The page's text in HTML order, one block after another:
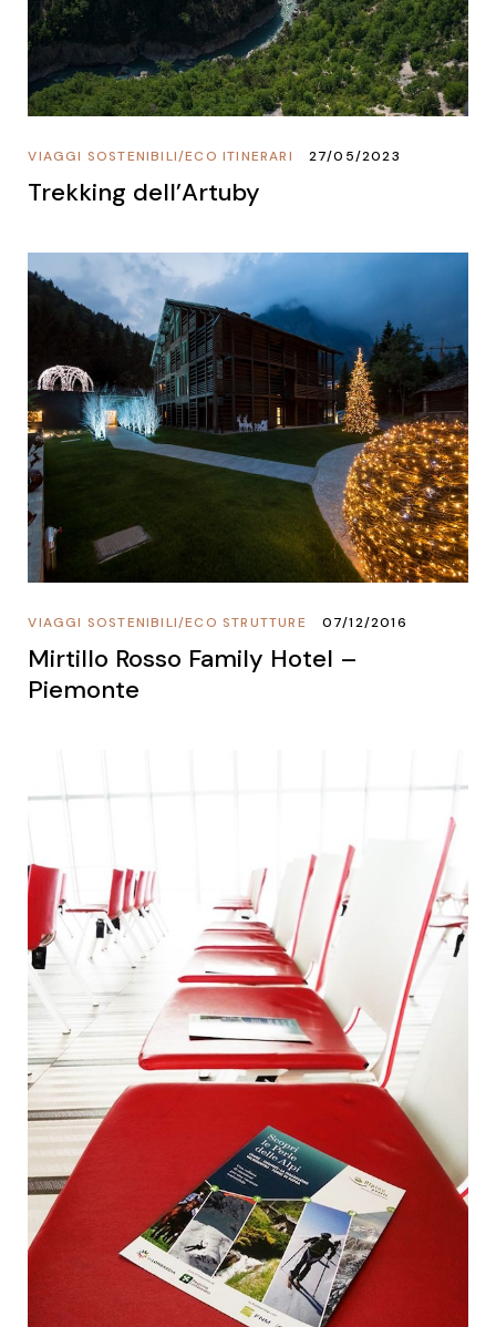
ECO ITINERARI
/
VIAGGI SOSTENIBILI 27/05/2023
Trekking dell’Artuby
ECO STRUTTURE
/
VIAGGI SOSTENIBILI 07/12/2016
Mirtillo Rosso Family Hotel –
Piemonte